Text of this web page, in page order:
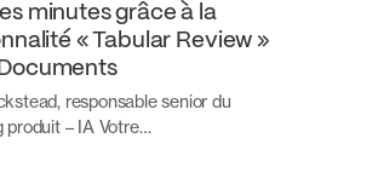
minutes grâce à la
« Tabular Review »
responsable senior du
produit – IA Votre…